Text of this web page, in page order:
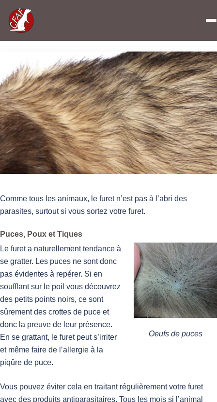
Accueil
Comme tous les animaux, le furet n’est pas à l’abri des
parasites, surtout si vous sortez votre furet.
Puces, Poux et Tiques
Oeufs de puces
Le furet a naturellement tendance à
se gratter. Les puces ne sont donc
pas évidentes à repérer. Si en
soufflant sur le poil vous découvrez
des petits points noirs, ce sont
sûrement des crottes de puce et
donc la preuve de leur présence.
En se grattant, le furet peut s’irriter
et même faire de l’allergie à la
piqûre de puce.
Vous pouvez éviter cela en traitant régulièrement votre furet
avec des produits antiparasitaires. Tous les mois si l’animal